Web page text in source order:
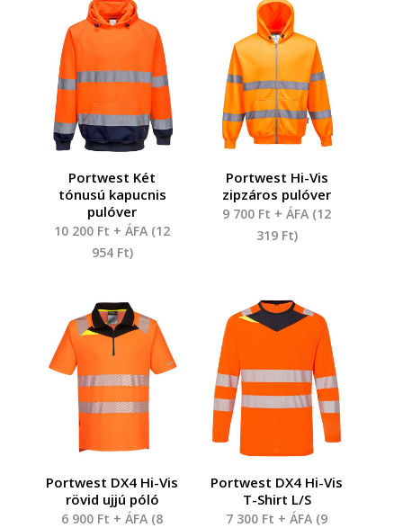
Portwest Két
tónusú kapucnis
pulóver
10 200 Ft + ÁFA (12
954 Ft)
Portwest Hi-Vis
zipzáros pulóver
9 700 Ft + ÁFA (12
319 Ft)
Portwest DX4 Hi-Vis
rövid ujjú póló
6 900 Ft + ÁFA (8
Portwest DX4 Hi-Vis
T-Shirt L/S
7 300 Ft + ÁFA (9